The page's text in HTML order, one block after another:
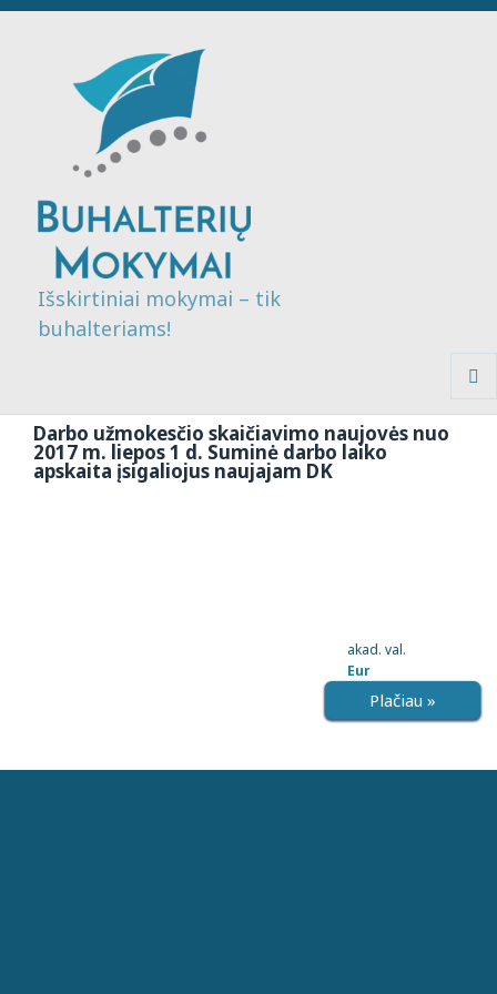
Išskirtiniai mokymai – tik
buhalteriams!
Darbo užmokesčio skaičiavimo naujovės nuo
2017 m. liepos 1 d. Suminė darbo laiko
apskaita įsigaliojus naujajam DK
akad. val.
Eur
Plačiau »